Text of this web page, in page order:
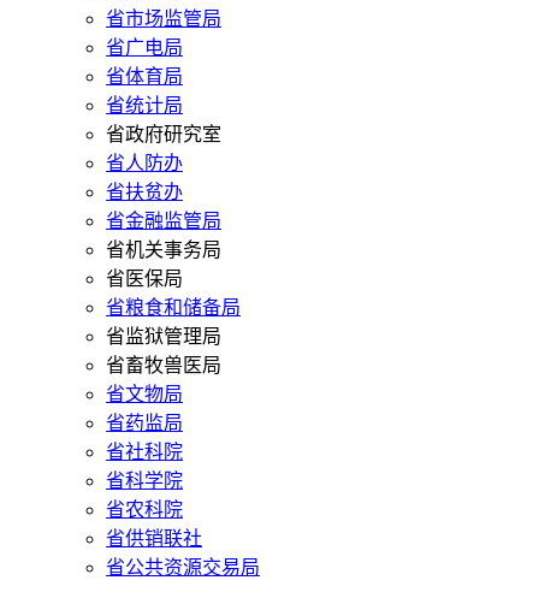
省市场监管局
省广电局
省体育局
省统计局
省政府研究室
省人防办
省扶贫办
省金融监管局
省机关事务局
省医保局
省粮食和储备局
省监狱管理局
省畜牧兽医局
省文物局
省药监局
省社科院
省科学院
省农科院
省供销联社
省公共资源交易局